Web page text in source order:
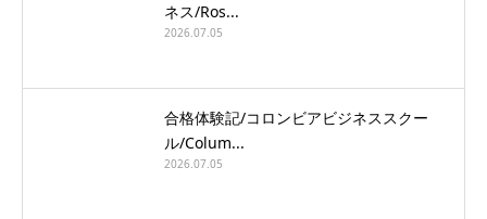
ネス/Ros...
2026.07.05
合格体験記/コロンビアビジネススクー
ル/Colum...
2026.07.05